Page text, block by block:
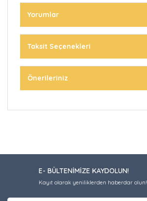
Yorumlar
Taksit Seçenekleri
Önerileriniz
E- BÜLTENİMİZE KAYDOLUN!
Kayıt olarak yeniliklerden haberdar olun!